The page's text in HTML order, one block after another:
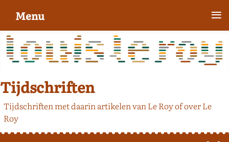
Tijdschriften
Tijdschriften met daarin artikelen van Le Roy of over Le
Roy
Menu ≡